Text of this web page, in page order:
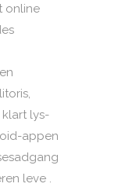
online
lys-
appen
leve .